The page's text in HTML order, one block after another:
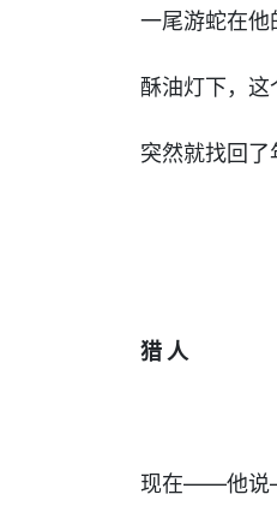
一尾游蛇在
酥油灯下，这
突然就找回
猎 人
现在——他说